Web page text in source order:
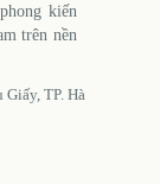
kiến
trên nền
TP. Hà